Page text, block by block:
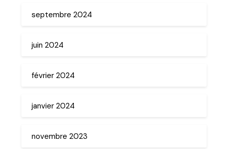
septembre 2024
juin 2024
février 2024
janvier 2024
novembre 2023